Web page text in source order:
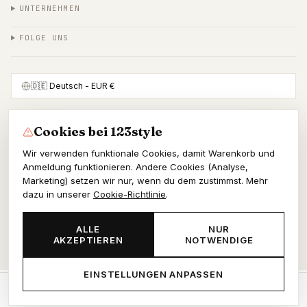
UNTERNEHMEN
FOLGE UNS
🇩🇪 Deutsch - EUR €
SICHER BEZAHLEN MIT
DatenschutzCookies
Cookies bei 123style
Wir verwenden funktionale Cookies, damit Warenkorb und
Anmeldung funktionieren. Andere Cookies (Analyse,
Marketing) setzen wir nur, wenn du dem zustimmst. Mehr
dazu in unserer Cookie-Richtlinie.
ALLE
AKZEPTIEREN
NUR
NOTWENDIGE
EINSTELLUNGEN ANPASSEN